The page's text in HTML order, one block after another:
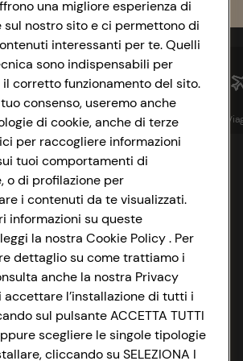
Sapori& Istituzionale
40127 BOLOGNA
una migliore esperienza di
sul nostro sito e ci permettono di
interessanti per te. Quelli
sono indispensabili per
corretto funzionamento del sito.
consenso, useremo anche
di cookie, anche di terze
per raccogliere informazioni
tuoi comportamenti di
o di profilazione per
i contenuti da te visualizzati.
informazioni su queste
la nostra Cookie Policy . Per
dettaglio su come trattiamo i
anche la nostra Privacy
accettare l’installazione di tutti i
sul pulsante ACCETTA TUTTI
scegliere le singole tipologie
cliccando su SELEZIONA I